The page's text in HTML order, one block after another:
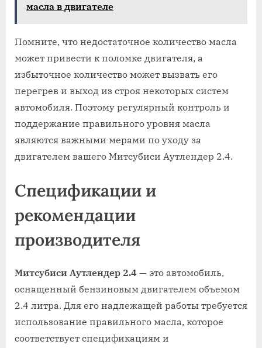
масла в двигателе
Помните, что недостаточное количество масла
может привести к поломке двигателя, а
избыточное количество может вызвать его
перегрев и выход из строя некоторых систем
автомобиля. Поэтому регулярный контроль и
поддержание правильного уровня масла
являются важными мерами по уходу за
двигателем вашего Митсубиси Аутлендер 2.4.
Спецификации и
рекомендации
производителя
Митсубиси Аутлендер 2.4 — это автомобиль,
оснащенный бензиновым двигателем объемом
2.4 литра. Для его надлежащей работы требуется
использование правильного масла, которое
соответствует спецификациям и